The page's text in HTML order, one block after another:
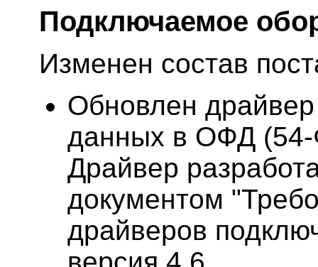
Подключаемое
Изменен состав
Обновлен
данных в ОФД
Драйвер
документом
драйверов